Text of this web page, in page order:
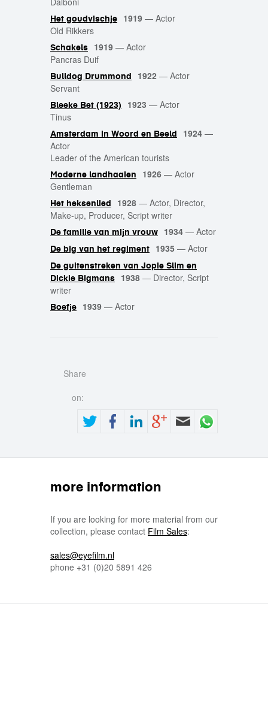
Het goudvischje 1919 — Actor
Old Rikkers
Schakels 1919 — Actor
Pancras Duif
Bulldog Drummond 1922 — Actor
Servant
Bleeke Bet (1923) 1923 — Actor
Tinus
Amsterdam in Woord en Beeld 1924 —
Actor
Leader of the American tourists
Moderne landhaaien 1926 — Actor
Gentleman
Het heksenlied 1928 — Actor, Director,
Make-up, Producer, Script writer
De familie van mijn vrouw 1934 — Actor
De big van het regiment 1935 — Actor
De guitenstreken van Jopie Slim en
Dickie Bigmans
1938 — Director, Script
writer
Boefje 1939 — Actor
Share
on:
more information
If you are looking for more material from our
collection, please contact Film Sales:
sales@eyefilm.nl
phone +31 (0)20 5891 426